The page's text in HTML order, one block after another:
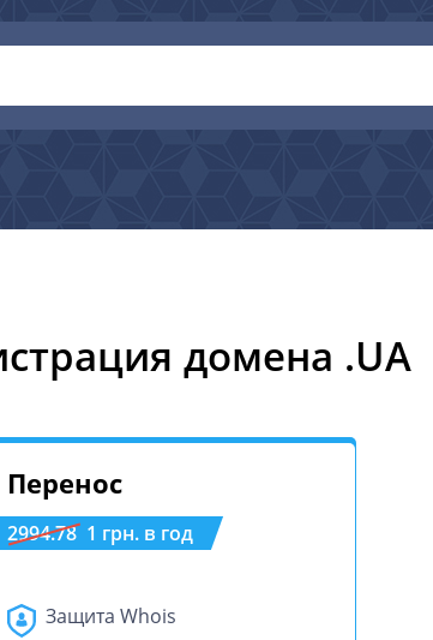
домена .UA
Перенос
2994.78 1 грн. в год
Защита Whois